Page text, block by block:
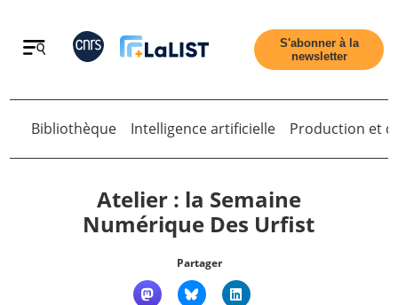
Retour
S'abonner à la
newsletter
Retour
Bibliothèque Intelligence artificielle Production et
Atelier : la Semaine
Numérique Des Urfist
Partager